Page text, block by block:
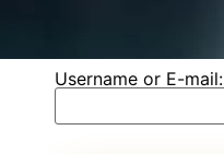
Username or E-mail: